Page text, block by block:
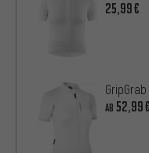
25,99€
AB 52,99€